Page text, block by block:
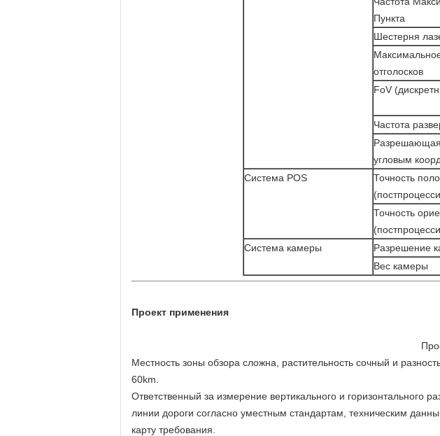
Пункта
Шестерня
отголосков
FoV
Частота
Разрешающая
угловым
Система POS
Точность
Точность
Система камеры
Разрешение
Вес камеры
Проект применения
Местность зоны обзора сложна, растительность сочный и
60km.
Ответственный за измерение вертикального и горизонтального
линии дороги согласно уместным стандартам, техническим
карту требования.